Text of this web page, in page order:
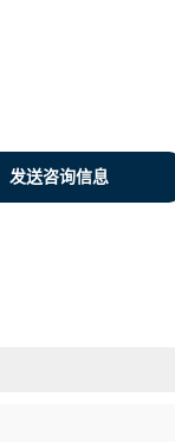
发送咨询信息